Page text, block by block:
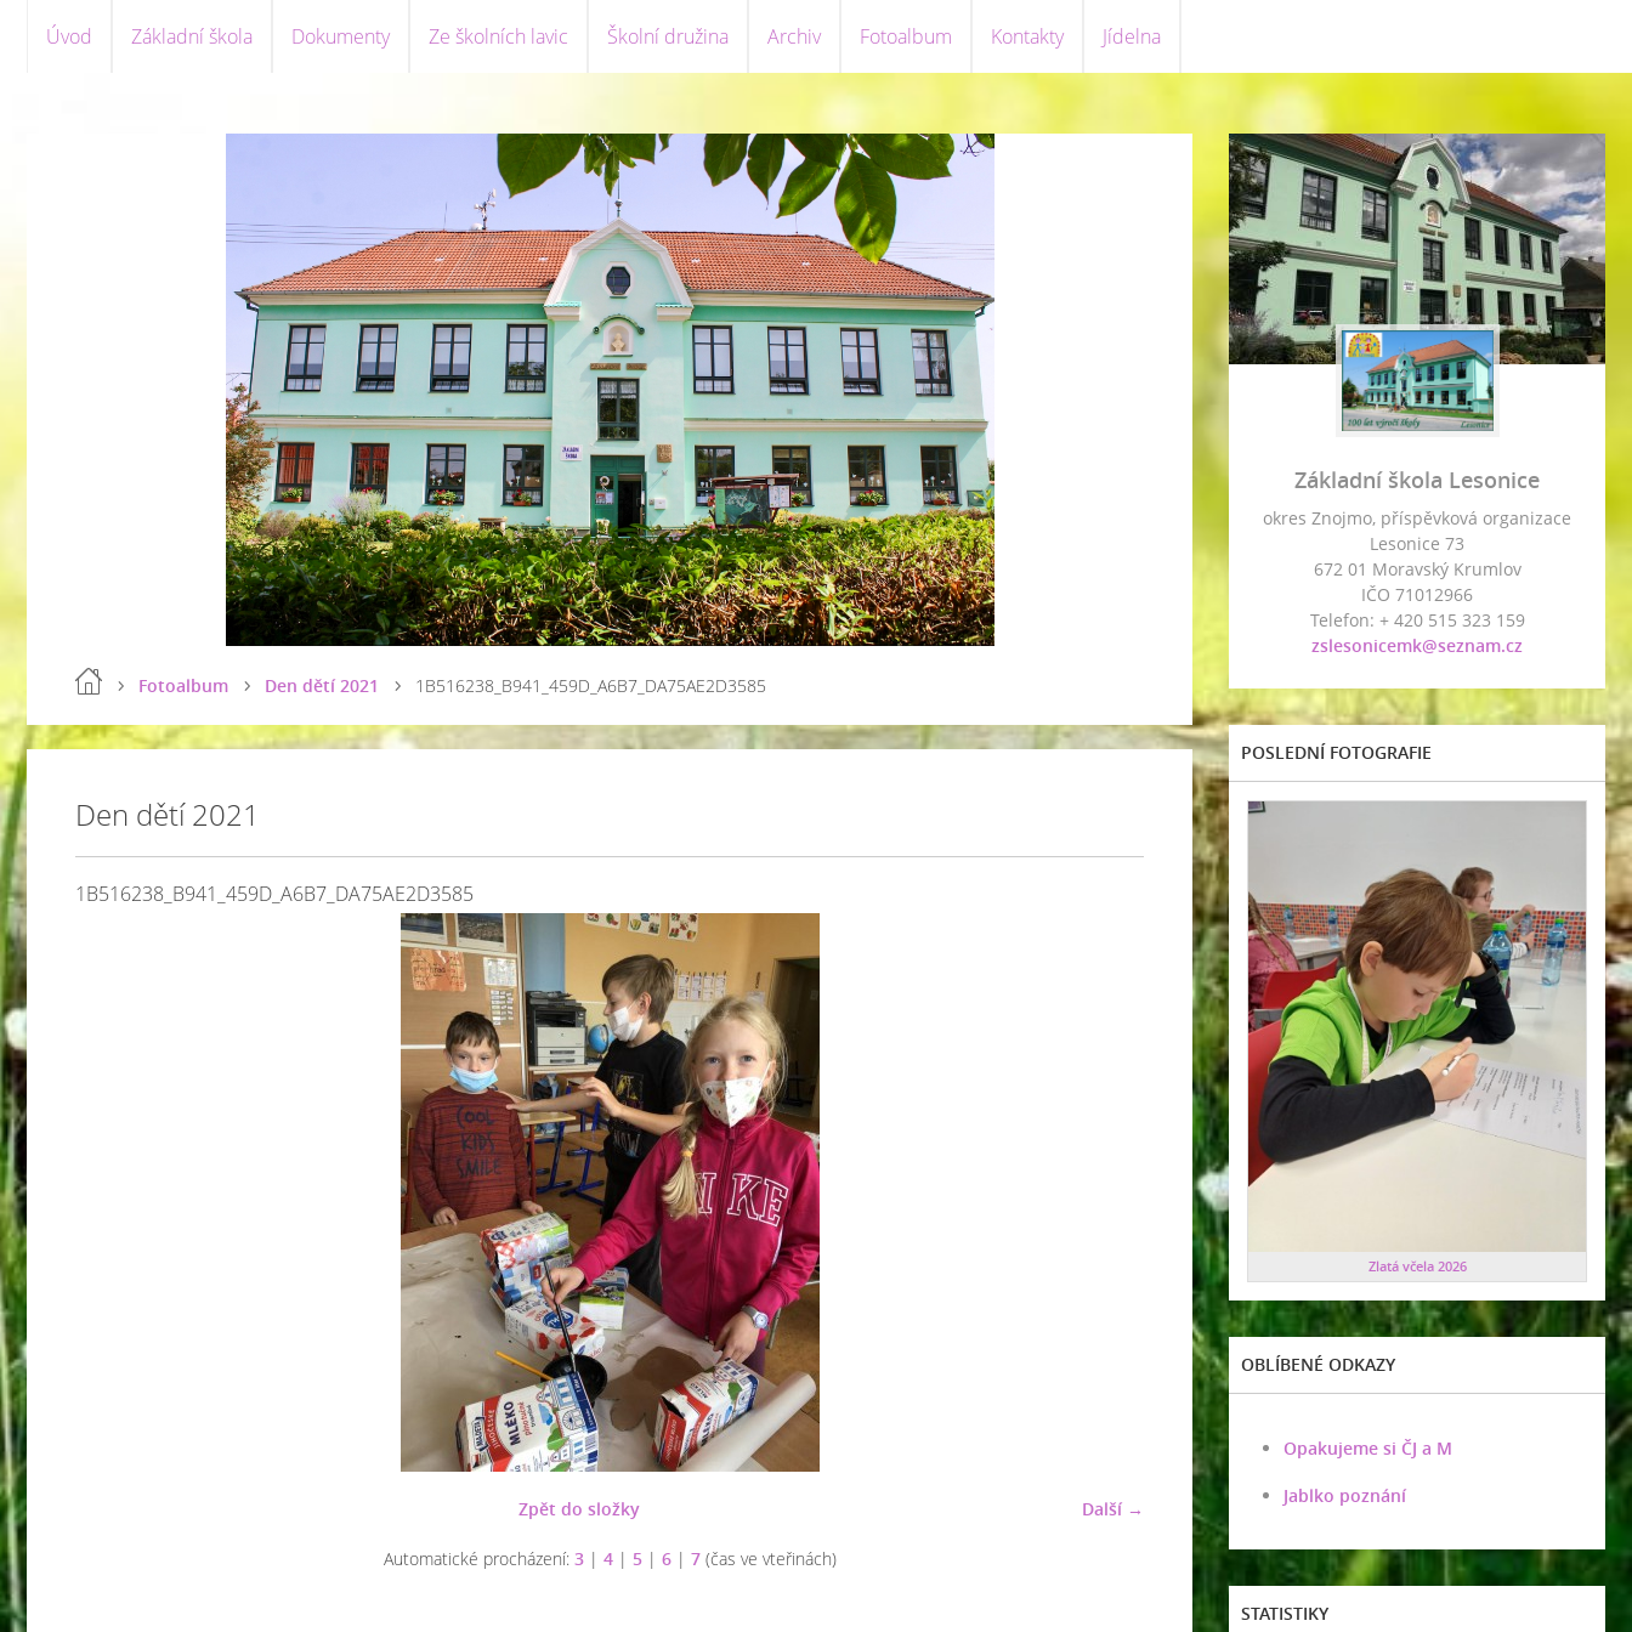
Úvod Základní škola Dokumenty Ze školních lavic Školní družina Archiv Fotoalbum Kontakty Jídelna
Fotoalbum Den dětí 2021 1B516238_B941_459D_A6B7_DA75AE2D3585
Den dětí 2021
1B516238_B941_459D_A6B7_DA75AE2D3585
Další →
Zpět do složky
Automatické procházení: 3| 4| 5| 6| 7(čas ve vteřinách)
Základní škola Lesonice
okres Znojmo, příspěvková organizace
Lesonice 73
672 01 Moravský Krumlov
IČO 71012966
Telefon: + 420 515 323 159
zslesonicemk@seznam.cz
POSLEDNÍ FOTOGRAFIE
Zlatá včela 2026
OBLÍBENÉ ODKAZY
Opakujeme si ČJ a M
Jablko poznání
STATISTIKY